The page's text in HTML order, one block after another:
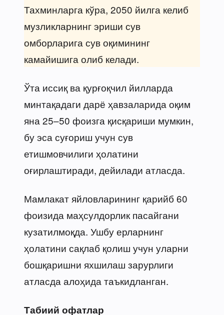
Тахминларга кўра, 2050 йилга келиб
музликларнинг эриши сув
омборларига сув оқимининг
камайишига олиб келади.
Ўта иссиқ ва қурғоқчил йилларда
минтақадаги дарё ҳавзаларида оқим
яна 25–50 фоизга қисқариши мумкин,
бу эса суғориш учун сув
етишмовчилиги ҳолатини
оғирлаштиради, дейилади атласда.
Мамлакат яйловларининг қарийб 60
фоизида маҳсулдорлик пасайгани
кузатилмоқда. Ушбу ерларнинг
ҳолатини сақлаб қолиш учун уларни
бошқаришни яхшилаш зарурлиги
атласда алоҳида таъкидланган.
Табиий офатлар